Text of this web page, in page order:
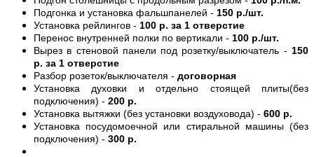
Подгонка и установка фальшпанелей - 150 р./шт.
Установка рейлингов - 100 р. за 1 отверстие
Перенос внутренней полки по вертикали - 100 р./шт.
Вырез в стеновой панели под розетку/выключатель - 150
р. за 1 отверстие
Разбор розеток/выключателя - договорная
Установка духовки и отдельно стоящей плиты(без
подключения) - 200 р.
Установка вытяжки (без установки воздуховода) - 600 р.
Установка посудомоечной или стиральной машины (без
подключения) - 300 р.